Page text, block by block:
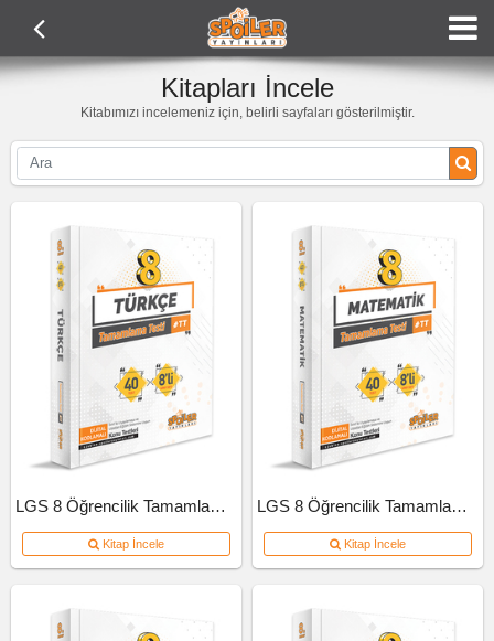
Kitapları İncele
Kitabımızı incelemeniz için, belirli sayfaları gösterilmiştir.
LGS 8 Öğrencilik Tamamlama Testi Türkçe
Kitap İncele
LGS 8 Öğrencilik Tamamlama Testi Matematik
Kitap İncele